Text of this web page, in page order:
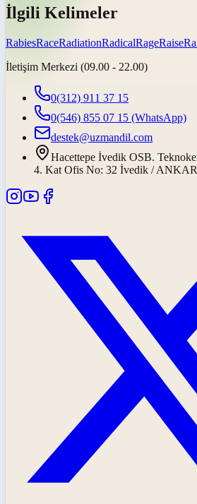
İlgili Kelimeler
RabiesRaceRadiationRadicalRageRaise
İletişim Merkezi (09.00 - 22.00)
0(312) 911 37 15
0(546) 855 07 15 (WhatsApp)
destek@uzmandil.com
Hacettepe İvedik OSB.
4. Kat Ofis No: 32 İvedik /